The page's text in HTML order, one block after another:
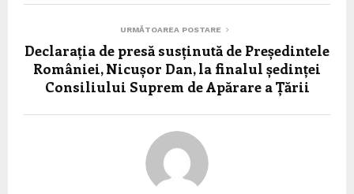
URMĂTOAREA POSTARE
Declarația de presă susținută de Președintele
României, Nicușor Dan, la finalul ședinței
Consiliului Suprem de Apărare a Țării